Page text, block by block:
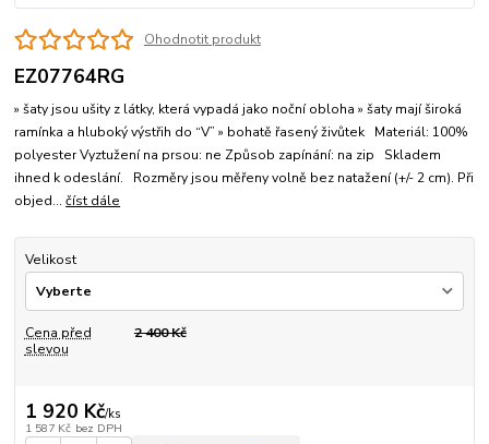
Ohodnotit produkt
EZ07764RG
» šaty jsou ušity z látky, která vypadá jako noční obloha » šaty mají široká
ramínka a hluboký výstřih do “V” » bohatě řasený živůtek Materiál: 100%
polyester Vyztužení na prsou: ne Způsob zapínání: na zip Skladem
ihned k odeslání. Rozměry jsou měřeny volně bez natažení (+/- 2 cm). Při
objed...číst dále
Velikost
Cena před
slevou
2 400 Kč
1 920 Kč/ks
1 587 Kč bez DPH